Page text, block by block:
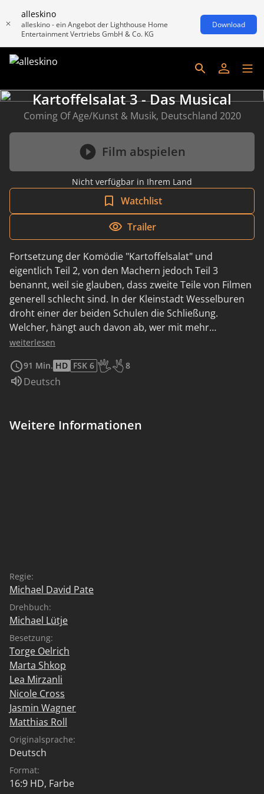
alleskino
alleskino - ein Angebot der Lighthouse Home
Entertainment Vertriebs GmbH & Co. KG
Download
Kartoffelsalat 3 - Das Musical
Coming Of Age/Kunst & Musik, Deutschland 2020
Film abspielen
Nicht verfügbar in Ihrem Land
Watchlist
Trailer
Fortsetzung der Komödie "Kartoffelsalat" und
eigentlich Teil 2, von den Machern jedoch Teil 3
benannt, weil sie glauben, dass zweite Teile von Filmen
generell schlecht sind. In der Kleinstadt Wesselburen
droht einer der beiden Schulen die Schließung.
Welcher, hängt auch davon ab, wer mit mehr
Neuanmeldungen für das kommende Schuljahr
Während das Elite-Gymnasium mit abgehobenen
Lehrangeboten wirbt, fällt die Leo-Weiß-Schule eher
Sympathiepunkte zu sammeln und so neue
weiterlesen
91 Min. HD FSK 6 8
Altersempfehlung: Ab 8 Jahren
Sprache:
Deutsch
Weitere Informationen
Regie:
Michael David Pate
Drehbuch:
Michael Lütje
Besetzung:
Torge Oelrich
Marta Shkop
Lea Mirzanli
Nicole Cross
Jasmin Wagner
Matthias Roll
Originalsprache:
Deutsch
Format:
16:9 HD, Farbe